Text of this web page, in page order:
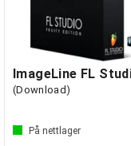
(Download)
På nettlager